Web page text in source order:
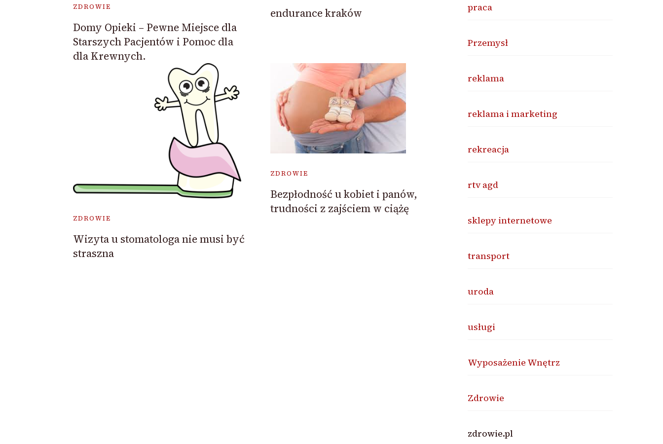
ZDROWIE
Domy Opieki – Pewne Miejsce dla
Starszych Pacjentów i Pomoc dla
dla Krewnych.
endurance kraków
ZDROWIE
Wizyta u stomatologa nie musi być
straszna
ZDROWIE
Bezpłodność u kobiet i panów,
trudności z zajściem w ciążę
praca
Przemysł
reklama
reklama i marketing
rekreacja
rtv agd
sklepy internetowe
transport
uroda
usługi
Wyposażenie Wnętrz
Zdrowie
zdrowie.pl